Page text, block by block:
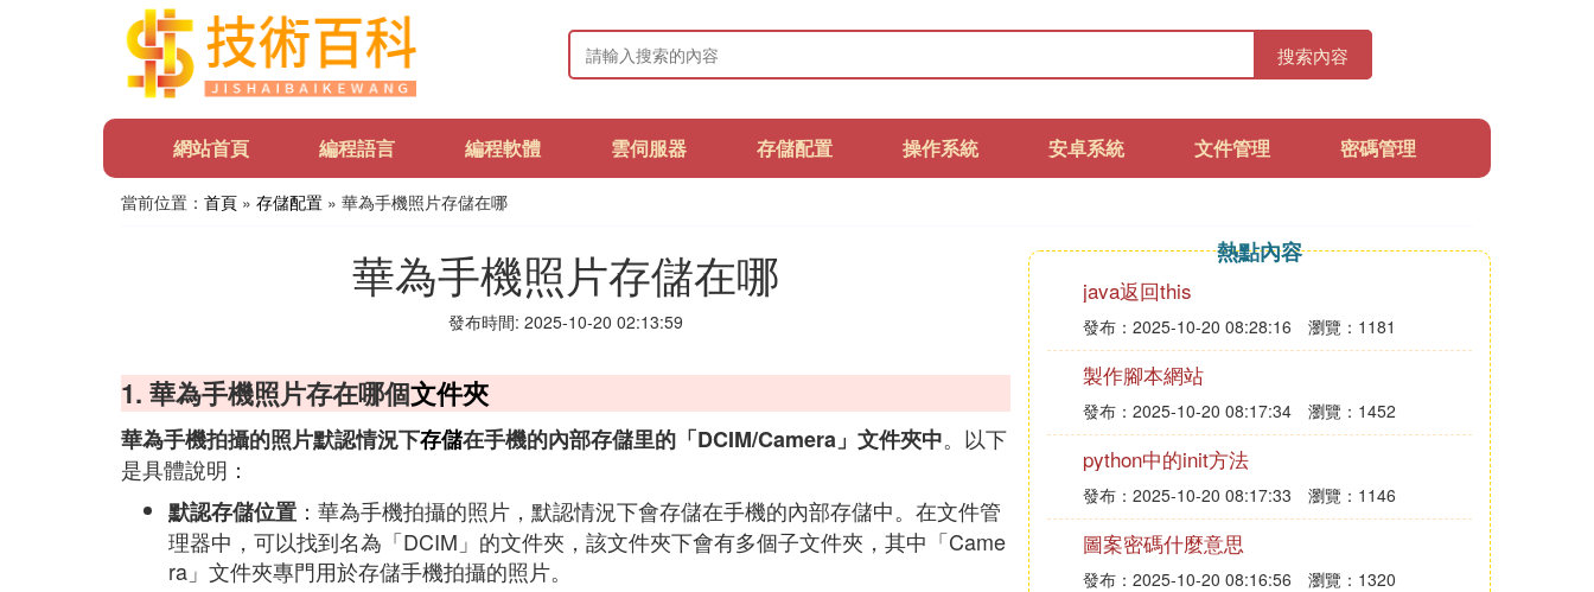
搜索內容
網站首頁 編程語言 編程軟體 雲伺服器 存儲配置 操作系統 安卓系統 文件管理 密碼管理
當前位置： 首頁 » 存儲配置 » 華為手機照片存儲在哪
華為手機照片存儲在哪
發布時間: 2025-10-20 02:13:59
1. 華為手機照片存在哪個文件夾
華為手機拍攝的照片默認情況下存儲在手機的內部存儲里的「DCIM/Camera」文件夾中。以下
是具體說明：
默認存儲位置 ：華為手機拍攝的照片，默認情況下會存儲在手機的內部存儲中。在文件管
理器中，可以找到名為「DCIM」的文件夾，該文件夾下會有多個子文件夾，其中「Came
ra」文件夾專門用於存儲手機拍攝的照片。
熱點內容
java返回this
發布：2025-10-20 08:28:16 瀏覽：1181
製作腳本網站
發布：2025-10-20 08:17:34 瀏覽：1452
python中的init方法
發布：2025-10-20 08:17:33 瀏覽：1146
圖案密碼什麼意思
發布：2025-10-20 08:16:56 瀏覽：1320